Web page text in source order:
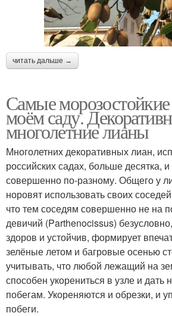
читать дальше →
Самые
моём саду.
многолетние лианы
Многолетних декоративных лиан,
российских садах, больше десятка,
совершенно по-разному. Общего у
норовят использовать своих
что тем соседям совершенно не на
девичий (Parthenocissus)
здоров и устойчив, формирует
зелёные летом и багровые осенью
учитывать, что любой лежащий на
способен укорениться в узле и дать
побегам. Укореняются и обрезки, и
побеги.